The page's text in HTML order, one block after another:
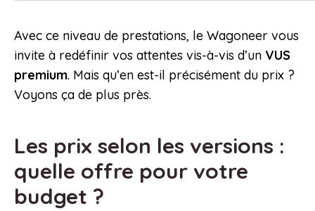
Avec ce niveau de prestations, le Wagoneer vous
invite à redéfinir vos attentes vis-à-vis d’un VUS
premium. Mais qu’en est-il précisément du prix ?
Voyons ça de plus près.
Les prix selon les versions :
quelle offre pour votre
budget ?